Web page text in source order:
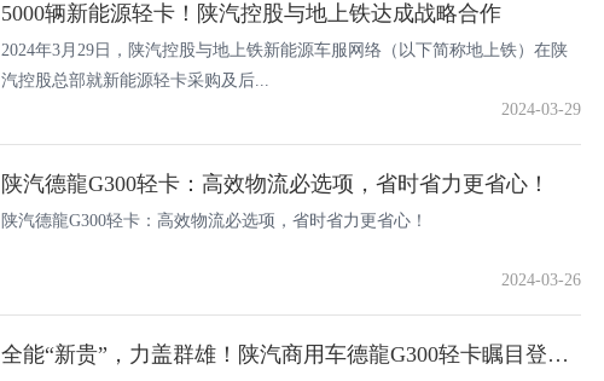
5000辆新能源轻卡！陕汽控股与地上铁达成战略合作
2024年3月29日，陕汽控股与地上铁新能源车服网络（以下简称地上铁）在陕
汽控股总部就新能源轻卡采购及后...
2024-03-29
陕汽德龍G300轻卡：高效物流必选项，省时省力更省心！
陕汽德龍G300轻卡：高效物流必选项，省时省力更省心！
2024-03-26
全能“新贵”，力盖群雄！陕汽商用车德龍G300轻卡瞩目登陆河北